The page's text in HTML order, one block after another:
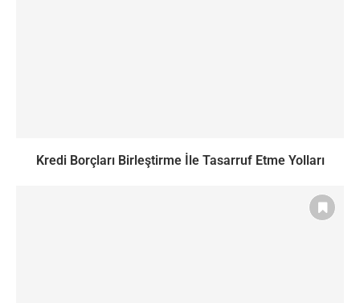
Kredi Borçları Birleştirme İle Tasarruf Etme Yolları